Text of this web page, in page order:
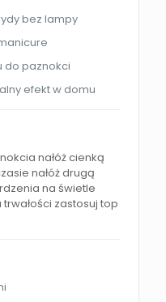
bez lampy
do paznokci
efekt w domu
nałóż cienką
nałóż drugą
na świetle
trwałości zastosuj top